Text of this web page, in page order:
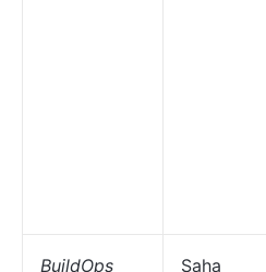
BuildOps
Saha